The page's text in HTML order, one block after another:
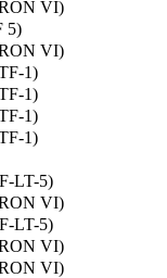
VI)
5)
VI)
1)
1)
1)
1)
LT-5)
VI)
LT-5)
VI)
VI)